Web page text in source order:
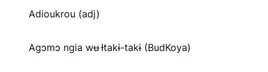
Adioukrou (adj)
Agɔmɔ ngia wʉ Ɨtakɨ-takɨ (BudKoya)